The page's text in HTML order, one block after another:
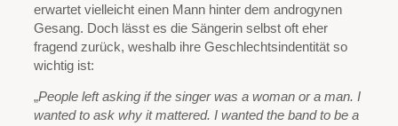
erwartet vielleicht einen Mann hinter dem androgynen
Gesang. Doch lässt es die Sängerin selbst oft eher
fragend zurück, weshalb ihre Geschlechtsindentität so
wichtig ist:
„People left asking if the singer was a woman or a man. I
wanted to ask why it mattered. I wanted the band to be a